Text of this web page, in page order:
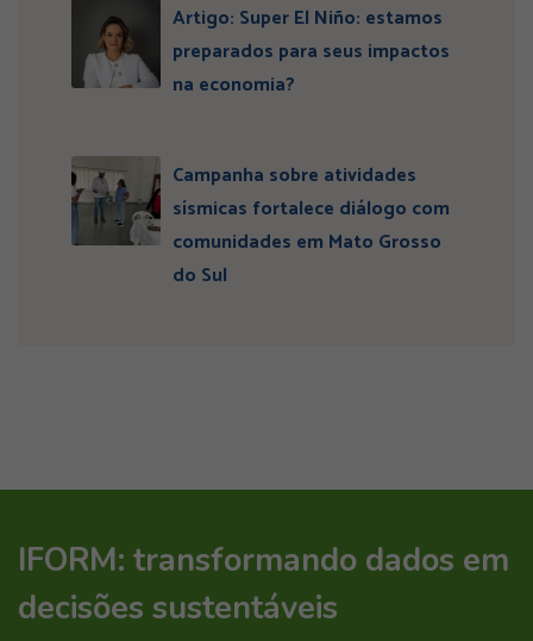
Artigo: Super El Niño: estamos
preparados para seus impactos
na economia?
Campanha sobre atividades
sísmicas fortalece diálogo com
comunidades em Mato Grosso
do Sul
IFORM: transformando dados em
decisões sustentáveis